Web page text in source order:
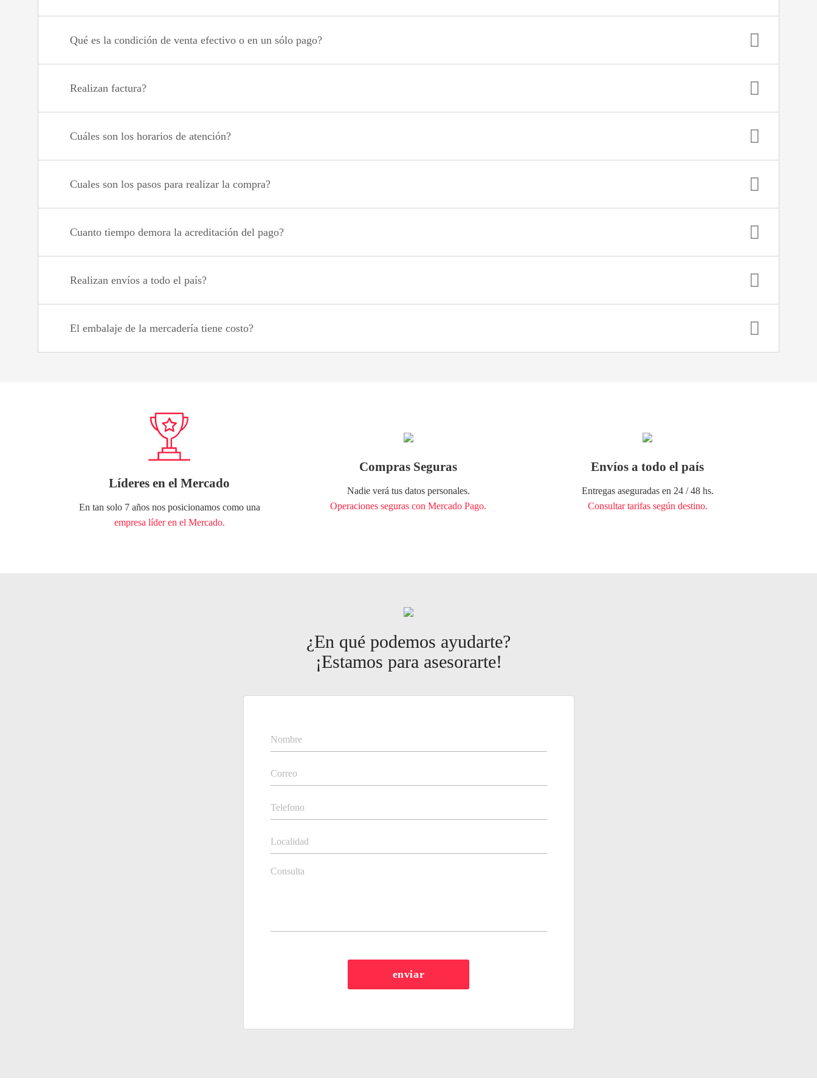
Qué es la condición de venta efectivo o en un sólo pago?
Realizan factura?
Cuáles son los horarios de atención?
Cuales son los pasos para realizar la compra?
Cuanto tiempo demora la acreditación del pago?
Realizan envíos a todo el país?
El embalaje de la mercadería tiene costo?
Líderes en el Mercado
En tan solo 7 años nos posicionamos como una
empresa líder en el Mercado.
Compras Seguras
Nadie verá tus datos personales.
Operaciones seguras con Mercado Pago.
Envíos a todo el país
Entregas aseguradas en 24 / 48 hs.
Consultar tarifas según destino.
¿En qué podemos ayudarte?
¡Estamos para asesorarte!